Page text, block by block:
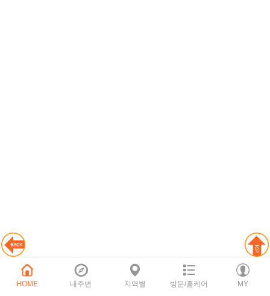
HOME 내주변 지역별 방문/홈케어 MY